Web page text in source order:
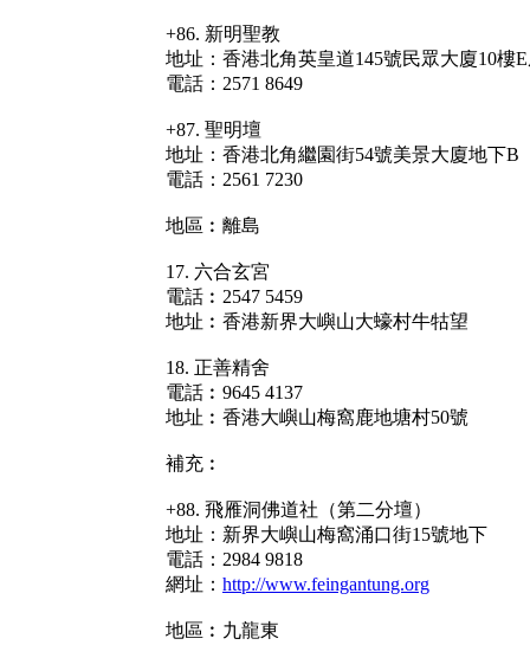
+86. 新明聖教
地址：香港北角英皇道145號民眾大廈10樓
電話：2571 8649
+87. 聖明壇
地址：香港北角繼園街54號美景大廈地下B
電話：2561 7230
地區︰離島
17. 六合玄宮
電話︰2547 5459
地址︰香港新界大嶼山大蠔村牛牯望
18. 正善精舍
電話︰9645 4137
地址︰香港大嶼山梅窩鹿地塘村50號
補充︰
+88. 飛雁洞佛道社（第二分壇）
地址：新界大嶼山梅窩涌口街15號地下
電話：2984 9818
網址： http://www.feingantung.org
地區︰九龍東